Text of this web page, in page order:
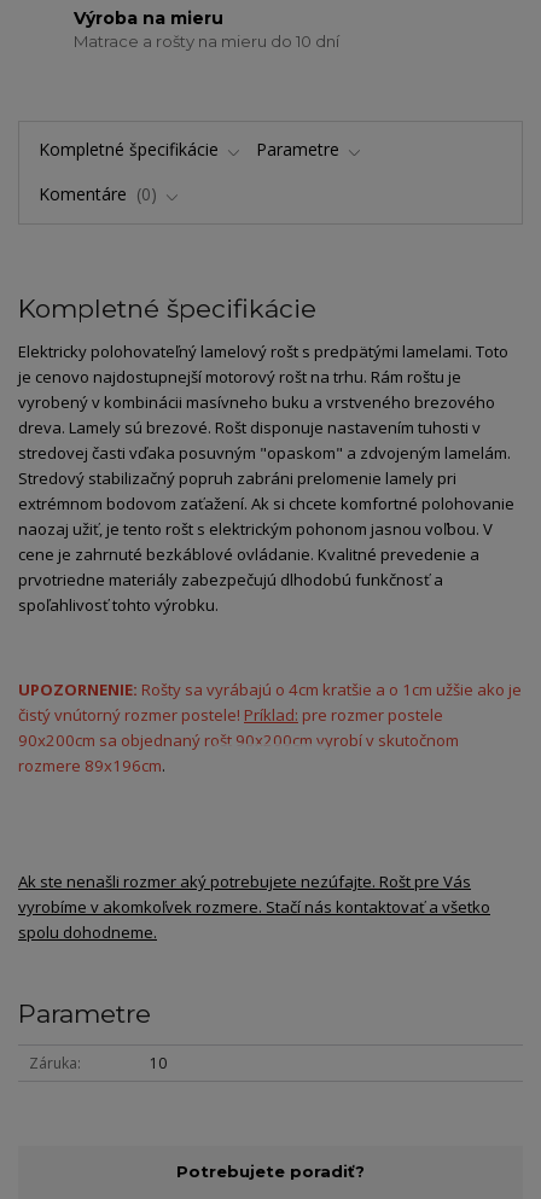
Výroba na mieru
Matrace a rošty na mieru do 10 dní
Kompletné špecifikácie
Parametre
Komentáre
0
Kompletné špecifikácie
Elektricky polohovateľný lamelový rošt s predpätými lamelami. Toto
je cenovo najdostupnejší motorový rošt na trhu. Rám roštu je
vyrobený v kombinácii masívneho buku a vrstveného brezového
dreva. Lamely sú brezové. Rošt disponuje nastavením tuhosti v
stredovej časti vďaka posuvným "opaskom" a zdvojeným lamelám.
Stredový stabilizačný popruh zabráni prelomenie lamely pri
extrémnom bodovom zaťažení. Ak si chcete komfortné polohovanie
naozaj užiť, je tento rošt s elektrickým pohonom jasnou voľbou. V
cene je zahrnuté bezkáblové ovládanie. Kvalitné prevedenie a
prvotriedne materiály zabezpečujú dlhodobú funkčnosť a
spoľahlivosť tohto výrobku.
UPOZORNENIE: Rošty sa vyrábajú o 4cm kratšie a o 1cm užšie ako je
čistý vnútorný rozmer postele! Príklad: pre rozmer postele
90x200cm sa objednaný rošt 90x200cm vyrobí v skutočnom
rozmere 89x196cm.
Ak ste nenašli rozmer aký potrebujete nezúfajte. Rošt pre Vás
vyrobíme v akomkoľvek rozmere. Stačí nás kontaktovať a všetko
spolu dohodneme.
Parametre
Záruka 10
Potrebujete poradiť?